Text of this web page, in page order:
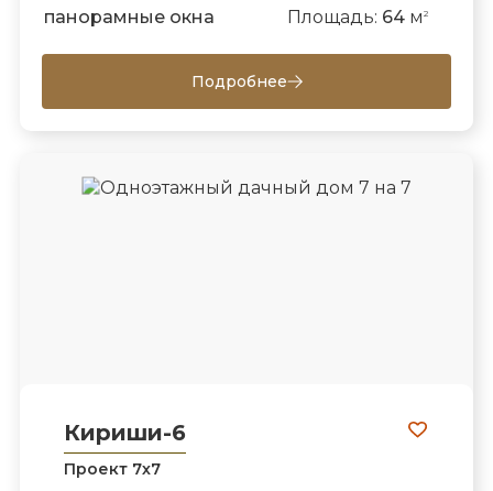
панорамные окна
Площадь: 64м 2
Подробнее
Кириши-6
Проект 7х7